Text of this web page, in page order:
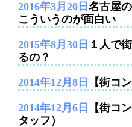
2016年3月20日 名古屋
こういうのが面白い
2015年8月30日 １人で
るの？
2014年12月8日 【街コ
2014年12月6日
【街コ
タッフ）